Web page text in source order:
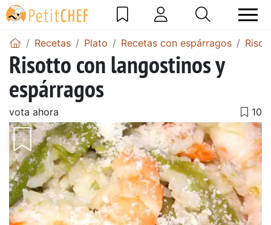
Recetas Plato Recetas con espárragos
Risotto con langostinos y
espárragos
vota ahora